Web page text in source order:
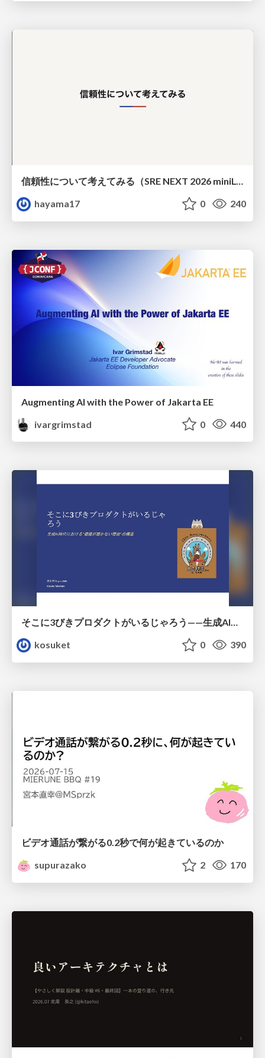
信頼性について考えてみる（SRE NEXT 2026 miniLT）
hayama17
0 240
Augmenting AI with the Power of Jakarta EE
ivargrimstad
0 440
そこに3びきプロダクトがいるじゃろう——生成AI時代における“価値が届かない理由”の構造
kosuket
0 390
ビデオ通話が繋がる0.2秒で何が起きているのか
supurazako
2 170